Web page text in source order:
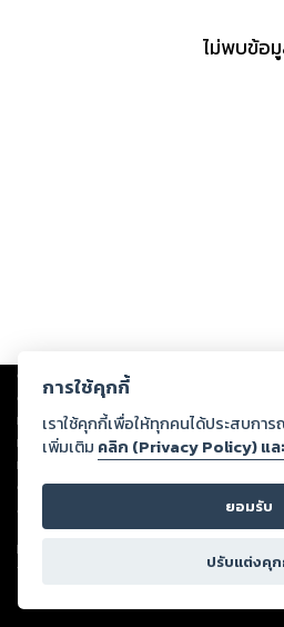
ไม่พบข้อ
Copyright © 2026
ต่อผลงานหรือเนื้อหาใดที่อัปโหลดผ่านเว็บไซต์
ทรัพย์สินทางปัญญาของบุคคลอื่นหรือขัดต่อก
ทุกท่านโปรดใช้วิจารณญาณในการกลั่นกรองด้
หนึ่งส่วนใดขัดต่อกฎหมายและศีลธรรม กรุณาแ
ดำเนินการในทันที ทั้งนี้ ทางสตอรี่ล็อกขอส
ลิขสิทธิ์ พ.ศ. 2537 (ฉบับล่าสุด)
For support: member@ookbee.com
Version
การใช้คุกกี้
เราใช้คุกกี้เพื่อให้ทุกคนได้ประสบกา
เพิ่มเติม คลิก (Privacy Policy) แ
ยอมรับ
ปรับแต่งคุ